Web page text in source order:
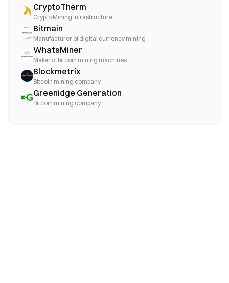
CryptoTherm
Crypto Mining Infrastructure
Bitmain
Manufacturer of digital currency mining
WhatsMiner
Maker of bitcoin mining machines
Blockmetrix
Bitcoin mining company
Greenidge Generation
Bitcoin mining company